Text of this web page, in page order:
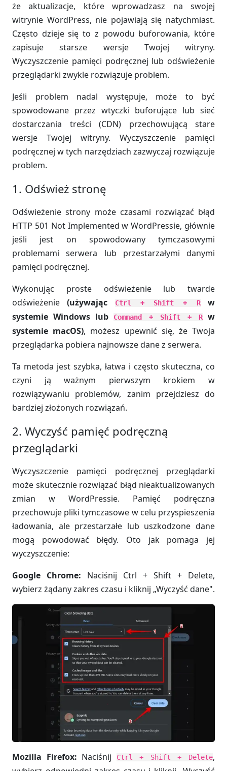
że aktualizacje, które wprowadzasz na swojej
witrynie WordPress, nie pojawiają się natychmiast.
Często dzieje się to z powodu buforowania, które
zapisuje starsze wersje Twojej witryny.
Wyczyszczenie pamięci podręcznej lub odświeżenie
przeglądarki zwykle rozwiązuje problem.
Jeśli problem nadal występuje, może to być
spowodowane przez wtyczki buforujące lub sieć
dostarczania treści (CDN) przechowującą stare
wersje Twojej witryny. Wyczyszczenie pamięci
podręcznej w tych narzędziach zazwyczaj rozwiązuje
problem.
1. Odśwież stronę
Odświeżenie strony może czasami rozwiązać błąd
HTTP 501 Not Implemented w WordPressie, głównie
jeśli jest on spowodowany tymczasowymi
problemami serwera lub przestarzałymi danymi
pamięci podręcznej.
Wykonując proste odświeżenie lub twarde
odświeżenie(używając Ctrl + Shift + Rw
systemie Windows lub
Command + Shift + Rw
systemie macOS), możesz upewnić się, że Twoja
przeglądarka pobiera najnowsze dane z serwera.
Ta metoda jest szybka, łatwa i często skuteczna, co
czyni ją ważnym pierwszym krokiem w
rozwiązywaniu problemów, zanim przejdziesz do
bardziej złożonych rozwiązań.
2. Wyczyść pamięć podręczną
przeglądarki
Wyczyszczenie pamięci podręcznej przeglądarki
może skutecznie rozwiązać błąd nieaktualizowanych
zmian w WordPressie. Pamięć podręczna
przechowuje pliki tymczasowe w celu przyspieszenia
ładowania, ale przestarzałe lub uszkodzone dane
mogą powodować błędy. Oto jak pomaga jej
wyczyszczenie:
Google Chrome: Naciśnij Ctrl + Shift + Delete,
wybierz żądany zakres czasu i kliknij „Wyczyść dane".
Mozilla Firefox: Naciśnij Ctrl + Shift + Delete,